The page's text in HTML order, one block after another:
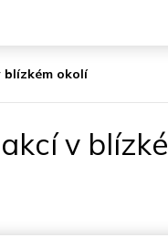
blízkém okolí
v